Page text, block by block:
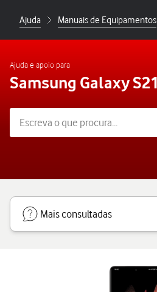
Ajuda Manuais de Equipamentos
Ajuda e apoio para
Samsung Galaxy
Mais consultadas